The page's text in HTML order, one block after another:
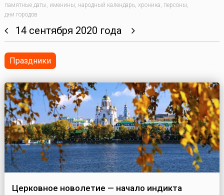
памятные даты, именины, народный календарь, хроника, персоны,
дни городов
14 сентября 2020 года
Праздники
Церковное новолетие — начало индикта